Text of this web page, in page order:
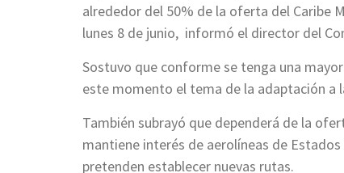
alrededor del 50% de la oferta del Caribe
lunes 8 de junio, informó el director del
Sostuvo que conforme se tenga una
este momento el tema de la adaptación a
También subrayó que dependerá de la
mantiene interés de aerolíneas de
pretenden establecer nuevas rutas.